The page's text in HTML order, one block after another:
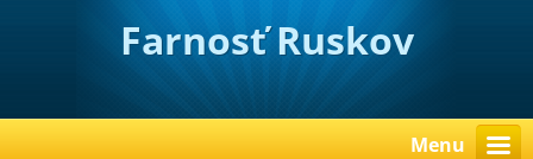
Farnosť Ruskov
Menu